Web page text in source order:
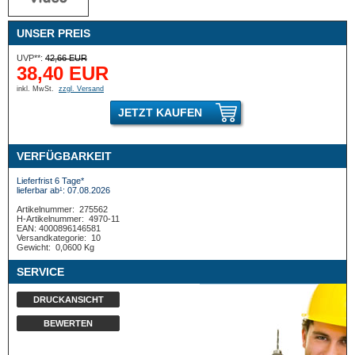
UNSER PREIS
UVP**: 42,66 EUR
38,40 EUR
inkl. MwSt. zzgl. Versand
JETZT KAUFEN
VERFÜGBARKEIT
Lieferfrist 6 Tage*
lieferbar ab¹: 07.08.2026
Artikelnummer: 275562
H-Artikelnummer: 4970-11
EAN: 4000896146581
Versandkategorie:
10
Gewicht: 0,0600 Kg
SERVICE
DRUCKANSICHT
BEWERTEN